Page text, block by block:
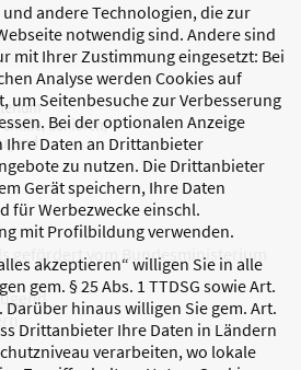
andere Technologien, die zur
notwendig sind. Andere sind
mit Ihrer Zustimmung eingesetzt: Bei
Analyse werden Cookies auf
um Seitenbesuche zur Verbesserung
Bei der optionalen Anzeige
Daten an Drittanbieter
zu nutzen. Die Drittanbieter
Gerät speichern, Ihre Daten
für Werbezwecke einschl.
mit Profilbildung verwenden.
akzeptieren“ willigen Sie in alle
gem. § 25 Abs. 1 TTDSG sowie Art.
Darüber hinaus willigen Sie gem. Art.
Drittanbieter Ihre Daten in Ländern
verarbeiten, wo lokale
gefördert vom Bundesministerium